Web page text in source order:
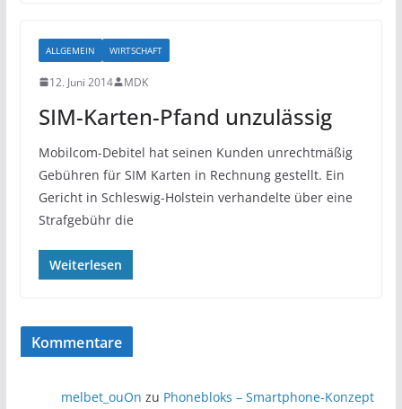
ALLGEMEIN WIRTSCHAFT
12. Juni 2014 MDK
SIM-Karten-Pfand unzulässig
Mobilcom-Debitel hat seinen Kunden unrechtmäßig
Gebühren für SIM Karten in Rechnung gestellt. Ein
Gericht in Schleswig-Holstein verhandelte über eine
Strafgebühr die
Weiterlesen
Kommentare
melbet_ouOn zu Phonebloks – Smartphone-Konzept